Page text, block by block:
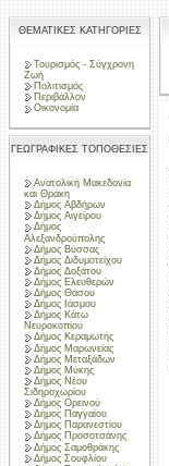
ΘΕΜΑΤΙΚΕΣ ΚΑΤΗΓΟΡΙΕΣ
Τουρισμός - Σύγχρονη
Ζωή
Πολιτισμός
Περιβάλλον
Οικονομία
ΓΕΩΓΡΑΦΙΚΕΣ ΤΟΠΟΘΕΣΙΕΣ
Ανατολική Μακεδονία
και Θράκη
Δήμος Αβδήρων
Δήμος Αιγείρου
Δήμος
Αλεξανδρούπολης
Δήμος Βύσσας
Δήμος Διδυμοτείχου
Δήμος Δοξάτου
Δήμος Ελευθερών
Δήμος Θάσου
Δήμος Ιάσμου
Δήμος Κάτω
Νευροκοπίου
Δήμος Κεραμωτής
Δήμος Μαρωνείας
Δήμος Μεταξάδων
Δήμος Μύκης
Δήμος Νέου
Σιδηροχωρίου
Δήμος Ορεινού
Δήμος Παγγαίου
Δήμος Παρανεστίου
Δήμος Προσοτσάνης
Δήμος Σαμοθράκης
Δήμος Σουφλίου